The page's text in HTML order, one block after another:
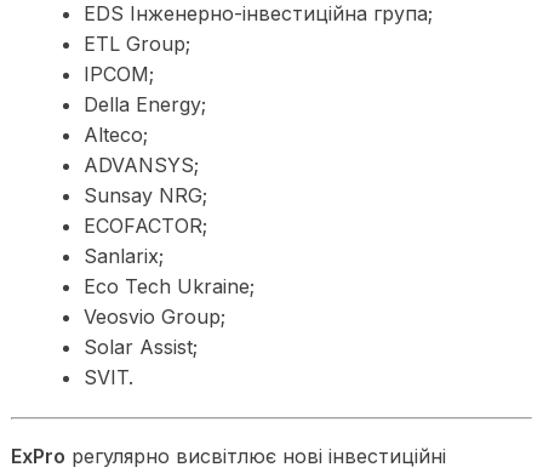
EDS Інженерно-інвестиційна група;
ETL Group;
IPCOM;
Della Energy;
Alteco;
ADVANSYS;
Sunsay NRG;
ECOFACTOR;
Sanlarix;
Eco Tech Ukraine;
Veosvio Group;
Solar Assist;
SVIT.
ExPro регулярно висвітлює нові інвестиційні